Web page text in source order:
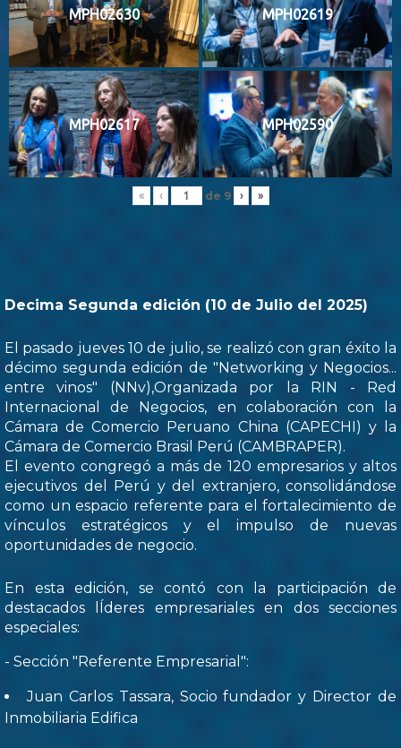
MPH02630 MPH02619
MPH02617 MPH02590
« ‹ de 9 › »
Decima Segunda edición (10 de Julio del 2025)
El pasado jueves 10 de julio, se realizó con gran éxito la
décimo segunda edición de "Networking y Negocios...
entre vinos" (NNv),Organizada por la RIN - Red
Internacional de Negocios, en colaboración con la
Cámara de Comercio Peruano China (CAPECHI) y la
Cámara de Comercio Brasil Perú (CAMBRAPER).
El evento congregó a más de 120 empresarios y altos
ejecutivos del Perú y del extranjero, consolidándose
como un espacio referente para el fortalecimiento de
vínculos estratégicos y el impulso de nuevas
oportunidades de negocio.
En esta edición, se contó con la participación de
destacados lÍderes empresariales en dos secciones
especiales:
- Sección "Referente Empresarial":
Juan Carlos Tassara, Socio fundador y Director de
Inmobiliaria Edifica